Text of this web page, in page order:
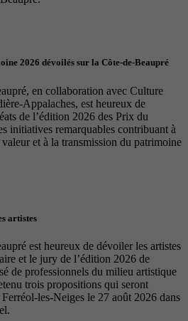
2026 dévoilés sur la Côte-de-Beaupré
en collaboration avec Culture
Appalaches, est heureux de
de l’édition 2026 des Prix du
initiatives remarquables contribuant à
et à la transmission du patrimoine
artistes
est heureux de dévoiler les artistes
et le jury de l’édition 2026 de
de professionnels du milieu artistique
trois propositions qui seront
les-Neiges le 27 août 2026 dans